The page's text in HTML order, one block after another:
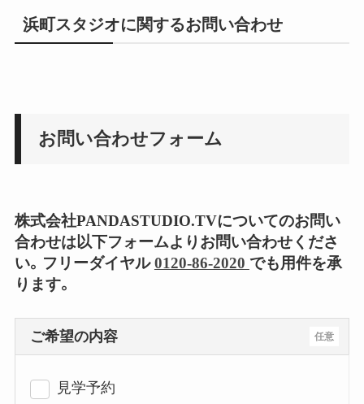
浜町スタジオに関するお問い合わせ
お問い合わせフォーム
株式会社PANDASTUDIO.TVについてのお問い
合わせは以下フォームよりお問い合わせくださ
い。フリーダイヤル0120-86-2020 でも用件を承
ります。
任意
ご希望の内容
見学予約